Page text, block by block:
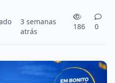
3 semanas
atrás
186 0